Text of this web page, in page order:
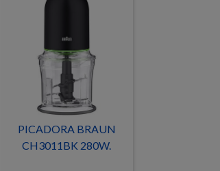
PICADORA BRAUN
CH3011BK 280W.